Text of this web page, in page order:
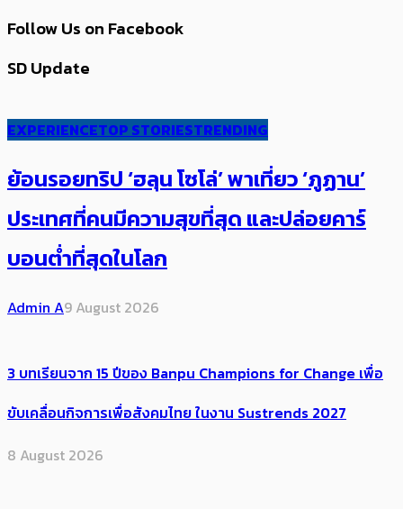
Follow Us on Facebook
SD Update
EXPERIENCETOP STORIESTRENDING
ย้อนรอยทริป ‘ฮลุน โซโล่’ ​​พาเที่ยว ‘ภูฏาน’
ประเทศ​ที่คน​มีความสุข​ที่สุด​​ และปล่อยคาร์​
บอนต่ำที่สุดในโลก
Admin A9 August 2026
3 บทเรียนจาก 15 ปีของ Banpu Champions for Change เพื่อ
ขับเคลื่อนกิจการเพื่อสังคมไทย ในงาน Sustrends 2027
8 August 2026